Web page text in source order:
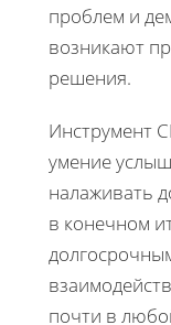
проблем и
возникают
решения.
Инструмент
умение
налаживать
в конечном
почти в